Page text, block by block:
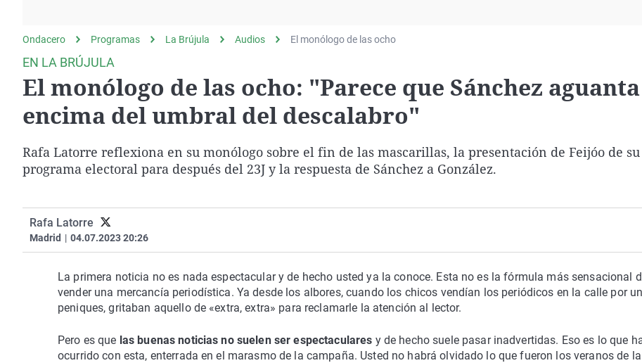
gato
Operación Viuda
Negra
Navarra
Ondacero Programas La Brújula Audios El monólogo de las ocho
EN LA BRÚJULA
El monólogo de las ocho: "Parece que Sánchez
encima del umbral del descalabro"
Rafa Latorre reflexiona en su monólogo sobre el fin de las mascarillas, la presentación de Feijóo de su
programa electoral para después del 23J y la respuesta de Sánchez a González.
Rafa Latorre
Madrid | 04.07.2023 20:26
La primera noticia no es nada espectacular y de hecho usted ya la conoce. Esta no es la fórmula más sensacional
vender una mercancía periodística. Ya desde los albores, cuando los chicos vendían los periódicos en la calle por
peniques, gritaban aquello de «extra, extra» para reclamarle la atención al lector.
Pero es que las buenas noticias no suelen ser espectaculares y de hecho suele pasar inadvertidas. Eso es lo que
ocurrido con esta, enterrada en el marasmo de la campaña. Usted no habrá olvidado lo que fueron los veranos de la